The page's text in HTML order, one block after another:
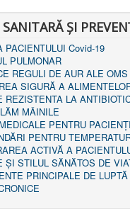
ȘI
PACIENTULUI Covid-19
PULMONAR
REGULI DE AUR ALE
SIGURĂ A
REZISTENTA LA
MÂINILE
PENTRU PACIENȚI
PENTRU
ACTIVĂ A
ȘI STILUL SĂNĂTOS DE
PRINCIPALE DE